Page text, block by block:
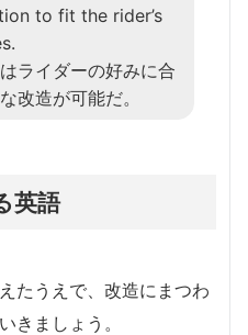
to fit the rider’s
ライダーの好みに合
改造が可能だ。
英語
たうえで、改造にまつわ
きましょう。